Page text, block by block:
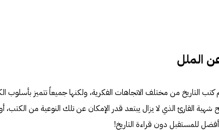
الملل
التاريخ من مختلف الاتجاهات الفكرية، ولكنها جميعاً تتميز بأسلوب
شهية القارئ الذي لا يزال يبتعد قدر الإمكان عن تلك النوعية من الكتب،
للمستقبل دون قراءة التاريخ!